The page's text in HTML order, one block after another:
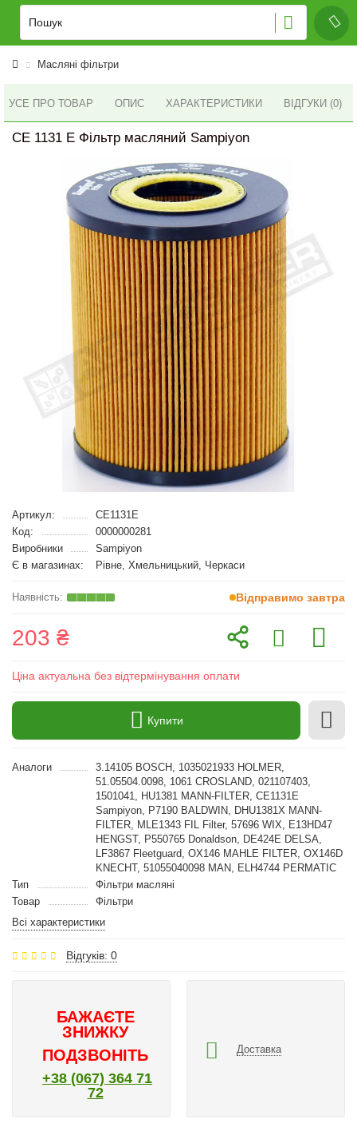
Масляні фільтри
УСЕ ПРО ТОВАР ОПИС ХАРАКТЕРИСТИКИ ВІДГУКИ (0)
CE 1131 E Фільтр масляний Sampiyon
Артикул:
CE1131E
Код:
0000000281
Виробники
Sampiyon
Є в магазинах:
Рівне, Хмельницький, Черкаси
Відправимо завтра
203 ₴
Ціна актуальна без відтермінування оплати
Купити
Аналоги
3.14105 BOSCH, 1035021933 HOLMER,
51.05504.0098, 1061 CROSLAND, 021107403,
1501041, HU1381 MANN-FILTER, CE1131E
Sampiyon, P7190 BALDWIN, DHU1381X MANN-
FILTER, MLE1343 FIL Filter, 57696 WIX, E13HD47
HENGST, P550765 Donaldson, DE424E DELSA,
LF3867 Fleetguard, OX146 MAHLE FILTER, OX146D
KNECHT, 51055040098 MAN, ELH4744 PERMATIC
Тип
Фільтри масляні
Товар
Фільтри
Всі характеристики
Відгуків: 0
БАЖАЄТЕ
ЗНИЖКУ
ПОДЗВОНІТЬ
+38 (067) 364 71
72
Доставка